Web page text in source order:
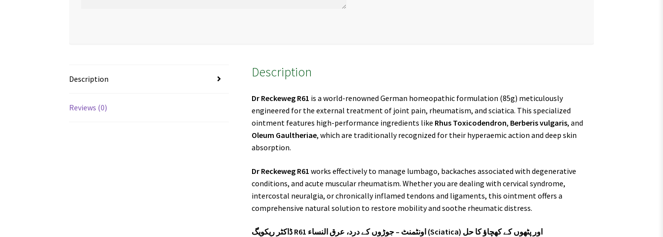
Description
Reviews (0)
Description
Dr Reckeweg R61 is a world-renowned German homeopathic formulation (85g) meticulously
engineered for the external treatment of joint pain, rheumatism, and sciatica. This specialized
ointment features high-performance ingredients like Rhus Toxicodendron, Berberis vulgaris, and
Oleum Gaultheriae, which are traditionally recognized for their hyperaemic action and deep skin
absorption.
Dr Reckeweg R61 works effectively to manage lumbago, backaches associated with degenerative
conditions, and acute muscular rheumatism. Whether you are dealing with cervical syndrome,
intercostal neuralgia, or chronically inflamed tendons and ligaments, this ointment offers a
comprehensive natural solution to restore mobility and soothe rheumatic distress.
ڈاکٹر ریکویگ R61 اونٹمنٹ – جوڑوں کے درد، عرق النساء (Sciatica) اور پٹھوں کے کھچاؤ کا حل